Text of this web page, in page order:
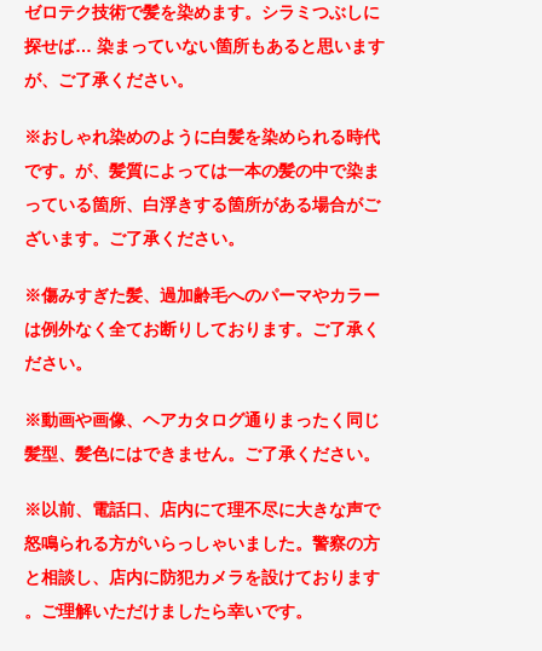
ゼロテク技術で髪を染めます。シラミつぶしに
探せば… 染まっていない箇所もあると思います
が、ご了承ください。
※おしゃれ染めのように白髪を染められる時代
です。が、髪質によっては一本の髪の中で染ま
っている箇所、白浮きする箇所がある場合がご
ざいます。ご了承ください。
※傷みすぎた髪、過加齢毛へのパーマやカラー
は例外なく全てお断りしております。 ご了承く
ださい。
※動画や画像、ヘアカタログ通りまったく同じ
髪型、髪色にはできません。ご了承ください。
※以前、電話口、店内にて理不尽に大きな声で
怒鳴られる方がいらっしゃいました。警察の方
と相談し、 店内に防犯カメラを設けております
。ご理解いただけましたら幸いです。